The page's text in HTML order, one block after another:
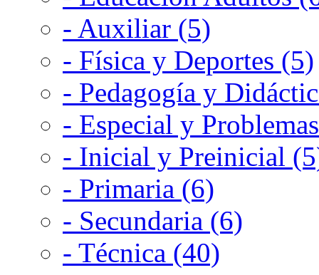
- Auxiliar (5)
- Física y Deportes (5)
- Pedagogía y
- Especial y
- Inicial y Preinicial
- Primaria (6)
- Secundaria (6)
- Técnica (40)